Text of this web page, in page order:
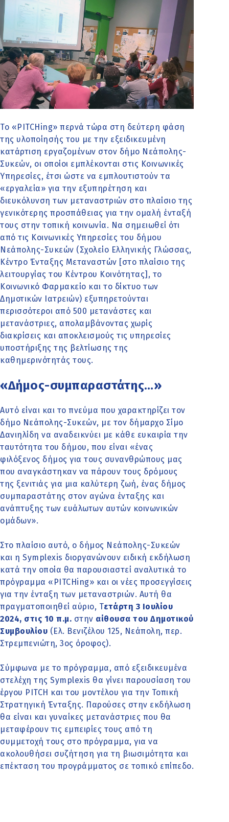
Το «PITCHing» περνά τώρα στη δεύτερη φάση
της υλοποίησής του με την εξειδικευμένη
κατάρτιση εργαζομένων στον δήμο Νεάπολης-
Συκεών, οι οποίοι εμπλέκονται στις Κοινωνικές
Υπηρεσίες, έτσι ώστε να εμπλουτιστούν τα
«εργαλεία» για την εξυπηρέτηση και
διευκόλυνση των μεταναστριών στο πλαίσιο της
γενικότερης προσπάθειας για την ομαλή ένταξή
τους στην τοπική κοινωνία. Να σημειωθεί ότι
από τις Κοινωνικές Υπηρεσίες του δήμου
Νεάπολης-Συκεών (Σχολείο Ελληνικής Γλώσσας,
Κέντρο Ένταξης Μεταναστών [στο πλαίσιο της
λειτουργίας του Κέντρου Κοινότητας], το
Κοινωνικό Φαρμακείο και το δίκτυο των
Δημοτικών Ιατρειών) εξυπηρετούνται
περισσότεροι από 500 μετανάστες και
μετανάστριες, απολαμβάνοντας χωρίς
διακρίσεις και αποκλεισμούς τις υπηρεσίες
υποστήριξης της βελτίωσης της
καθημερινότητάς τους.
«Δήμος-συμπαραστάτης…»
Αυτό είναι και το πνεύμα που χαρακτηρίζει τον
δήμο Νεάπολης-Συκεών, με τον δήμαρχο Σίμο
Δανιηλίδη να αναδεικνύει με κάθε ευκαιρία την
ταυτότητα του δήμου, που είναι «ένας
φιλόξενος δήμος για τους συνανθρώπους μας
που αναγκάστηκαν να πάρουν τους δρόμους
της ξενιτιάς για μια καλύτερη ζωή, ένας δήμος
συμπαραστάτης στον αγώνα ένταξης και
ανάπτυξης των ευάλωτων αυτών κοινωνικών
ομάδων».
Στο πλαίσιο αυτό, ο δήμος Νεάπολης-Συκεών
και η Symplexis διοργανώνουν ειδική εκδήλωση
κατά την οποία θα παρουσιαστεί αναλυτικά το
πρόγραμμα «PITCHing» και οι νέες προσεγγίσεις
για την ένταξη των μεταναστριών. Αυτή θα
πραγματοποιηθεί αύριο, Τετάρτη 3 Ιουλίου
2024, στις 10 π.μ. στην αίθουσα του Δημοτικού
Συμβουλίου (Ελ. Βενιζέλου 125, Νεάπολη, περ.
Στρεμπενιώτη, 3ος όροφος).
Σύμφωνα με το πρόγραμμα, από εξειδικευμένα
στελέχη της Symplexis θα γίνει παρουσίαση του
έργου PITCH και του μοντέλου για την Τοπική
Στρατηγική Ένταξης. Παρούσες στην εκδήλωση
θα είναι και γυναίκες μετανάστριες που θα
μεταφέρουν τις εμπειρίες τους από τη
συμμετοχή τους στο πρόγραμμα, για να
ακολουθήσει συζήτηση για τη βιωσιμότητα και
επέκταση του προγράμματος σε τοπικό επίπεδο.